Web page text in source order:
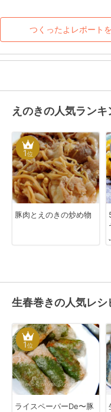
つくったよレポート
えのきの人気ランキ
1位
豚肉とえのきの炒め物
生春巻きの人気レシ
1位
ライスペーパーDe〜豚